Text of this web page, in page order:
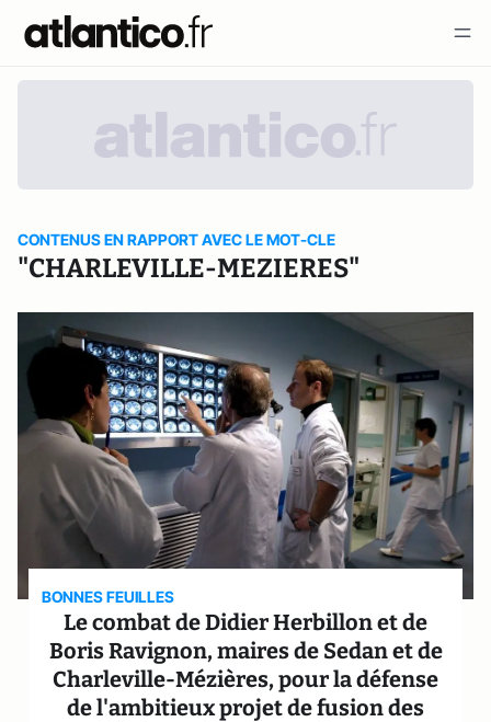
CONTENUS EN RAPPORT AVEC LE MOT-CLE
"CHARLEVILLE-MEZIERES"
BONNES FEUILLES
Le combat de Didier Herbillon et de
Boris Ravignon, maires de Sedan et de
Charleville-Mézières, pour la défense
de l'ambitieux projet de fusion des